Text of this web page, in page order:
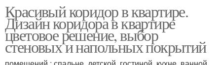
Красивый коридор в квартире.
Дизайн коридора в квартире
цветовое решение, выбор
стеновых и напольных покрытий